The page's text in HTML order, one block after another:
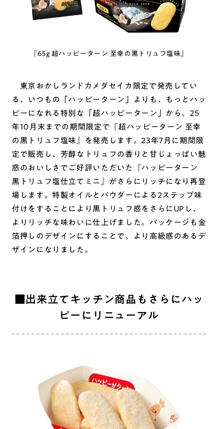
『65g 超ハッピーターン 至幸の黒トリュフ塩味』
東京おかしランドカメダセイカ限定で発売してい
る、いつもの「ハッピーターン」よりも、もっとハッ
ピーになれる特別な「超ハッピーターン」から、25
年10月末までの期間限定で『超ハッピーターン 至幸
の黒トリュフ塩味』を発売します。23年7月に期間限
定で販売し、芳醇なトリュフの香りと甘じょっぱい魅
惑のおいしさでご好評いただいた『ハッピーターン
黒トリュフ塩仕立てミニ』がさらにリッチになり再登
場します。特製オイルとパウダーによる2ステップ味
付けをすることにより黒トリュフ感をさらにUPし、
よりリッチな味わいに仕上げました。パッケージも金
箔押しのデザインにすることで、より高級感のあるデ
ザインになりました。
■出来立てキッチン商品もさらにハッ
ピーにリニューアル